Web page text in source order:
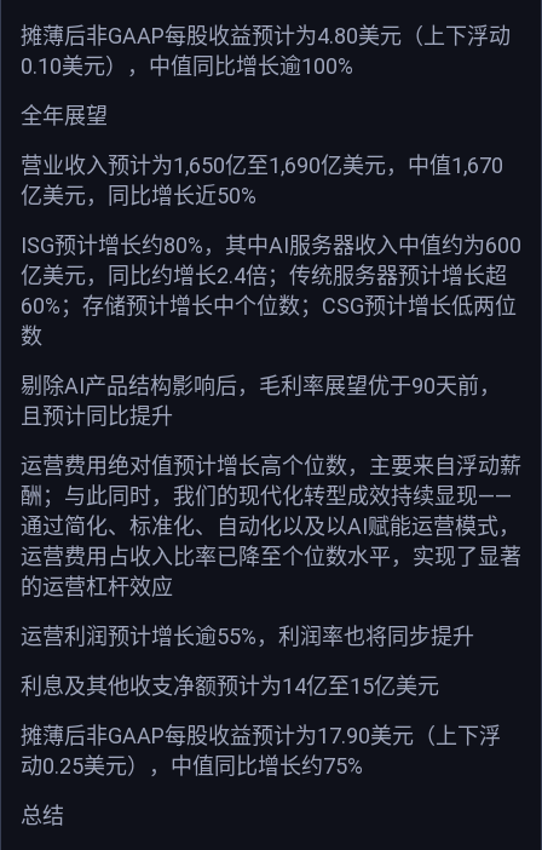
摊薄后非GAAP每股收益预计为4.80美元（上下浮动
0.10美元），中值同比增长逾100%
全年展望
营业收入预计为1,650亿至1,690亿美元，中值1,670
亿美元，同比增长近50%
ISG预计增长约80%，其中AI服务器收入中值约为600
亿美元，同比约增长2.4倍；传统服务器预计增长超
60%；存储预计增长中个位数；CSG预计增长低两位
数
剔除AI产品结构影响后，毛利率展望优于90天前，
且预计同比提升
运营费用绝对值预计增长高个位数，主要来自浮动薪
酬；与此同时，我们的现代化转型成效持续显现——
通过简化、标准化、自动化以及以AI赋能运营模式，
运营费用占收入比率已降至个位数水平，实现了显著
的运营杠杆效应
运营利润预计增长逾55%，利润率也将同步提升
利息及其他收支净额预计为14亿至15亿美元
摊薄后非GAAP每股收益预计为17.90美元（上下浮
动0.25美元），中值同比增长约75%
总结